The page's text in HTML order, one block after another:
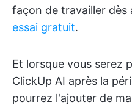
façon de travailler dès
essai gratuit.
Et lorsque vous serez
ClickUp AI après la
pourrez l'ajouter de